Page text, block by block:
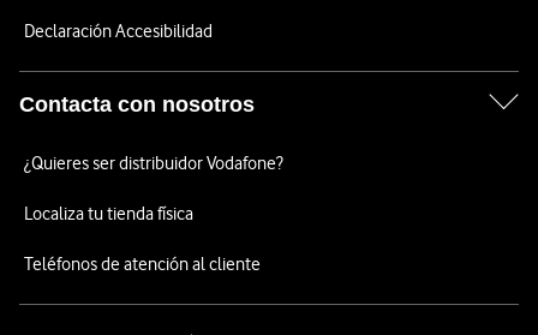
Declaración Accesibilidad
Contacta con nosotros
¿Quieres ser distribuidor Vodafone?
Localiza tu tienda física
Teléfonos de atención al cliente